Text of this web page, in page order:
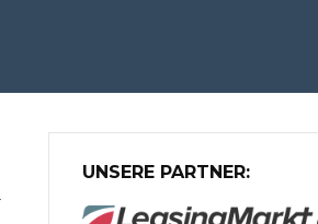
UNSERE PARTNER: